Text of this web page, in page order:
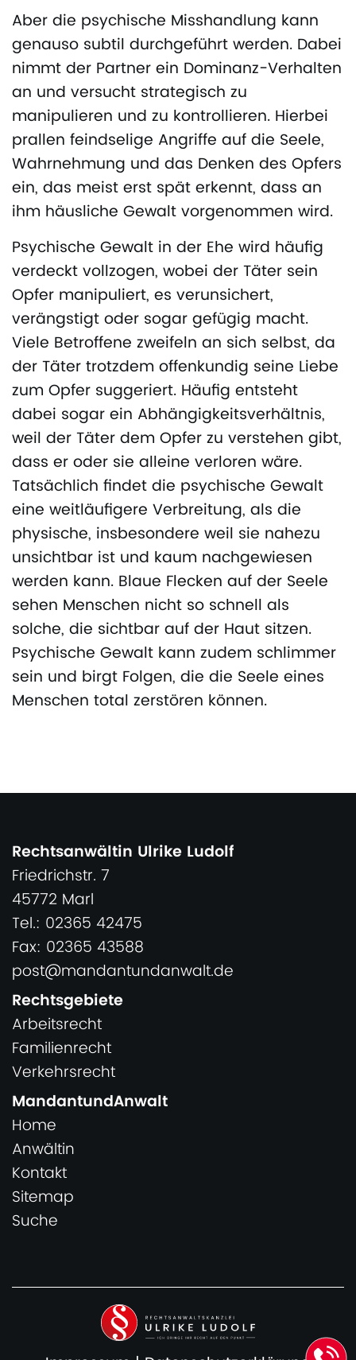
Aber die psychische Misshandlung kann
genauso subtil durchgeführt werden. Dabei
nimmt der Partner ein Dominanz-Verhalten
an und versucht strategisch zu
manipulieren und zu kontrollieren. Hierbei
prallen feindselige Angriffe auf die Seele,
Wahrnehmung und das Denken des Opfers
ein, das meist erst spät erkennt, dass an
ihm häusliche Gewalt vorgenommen wird.
Psychische Gewalt in der Ehe wird häufig
verdeckt vollzogen, wobei der Täter sein
Opfer manipuliert, es verunsichert,
verängstigt oder sogar gefügig macht.
Viele Betroffene zweifeln an sich selbst, da
der Täter trotzdem offenkundig seine Liebe
zum Opfer suggeriert. Häufig entsteht
dabei sogar ein Abhängigkeitsverhältnis,
weil der Täter dem Opfer zu verstehen gibt,
dass er oder sie alleine verloren wäre.
Tatsächlich findet die psychische Gewalt
eine weitläufigere Verbreitung, als die
physische, insbesondere weil sie nahezu
unsichtbar ist und kaum nachgewiesen
werden kann. Blaue Flecken auf der Seele
sehen Menschen nicht so schnell als
solche, die sichtbar auf der Haut sitzen.
Psychische Gewalt kann zudem schlimmer
sein und birgt Folgen, die die Seele eines
Menschen total zerstören können.
Rechtsanwältin Ulrike Ludolf
Friedrichstr. 7
45772 Marl
Tel.: 02365 42475
Fax: 02365 43588
post@mandantundanwalt.de
Rechtsgebiete
Arbeitsrecht
Familienrecht
Verkehrsrecht
MandantundAnwalt
Home
Anwältin
Kontakt
Sitemap
Suche